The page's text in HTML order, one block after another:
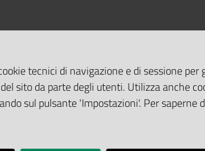
tecnici di navigazione e di sessione
sito da parte degli utenti. Utilizza anche
sul pulsante 'Impostazioni'. Per